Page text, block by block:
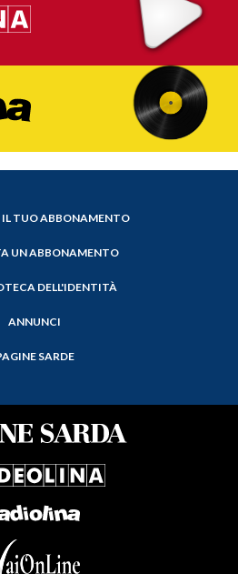
IL TUO ABBONAMENTO
UN ABBONAMENTO
DELL'IDENTITÀ
ANNUNCI
SARDE